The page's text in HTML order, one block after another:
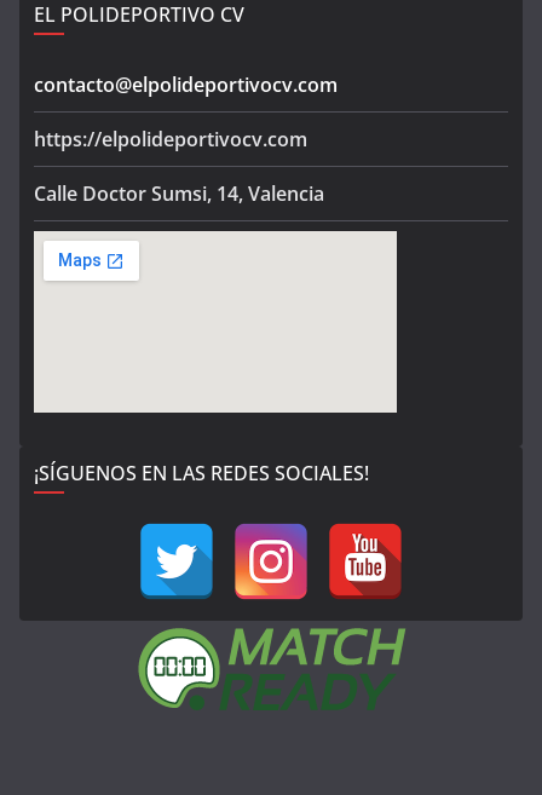
EL POLIDEPORTIVO CV
contacto@elpolideportivocv.com
https://elpolideportivocv.com
Calle Doctor Sumsi, 14, Valencia
¡SÍGUENOS EN LAS REDES SOCIALES!